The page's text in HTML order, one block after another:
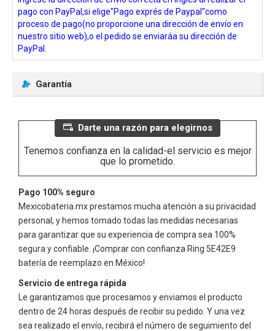
pago con PayPal,si elige"Pago exprés de Paypal"como
proceso de pago(no proporcione una dirección de envío en
nuestro sitio web),o el pedido se enviaráa su dirección de
PayPal.
Garantía
Darte una razón para elegirnos
Tenemos confianza en la calidad-el servicio es mejor
que lo prometido.
Pago 100% seguro
Mexicobateria.mx prestamos mucha atención a su privacidad
personal, y hemos tomado todas las medidas necesarias
para garantizar que su experiencia de compra sea 100%
segura y confiable. ¡Comprar con confianza Ring 5E42E9
batería de reemplazo en México!
Servicio de entrega rápida
Le garantizamos que procesamos y enviamos el producto
dentro de 24 horas después de recibir su pedido. Y una vez
sea realizado el envío, recibirá el número de seguimiento del